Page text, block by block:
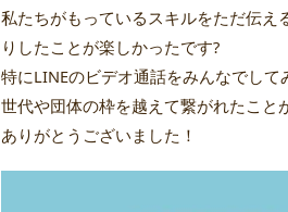
私たちがもっているスキルをただ伝え
りしたことが楽しかったです?
特にLINEのビデオ通話をみんなでし
世代や団体の枠を越えて繋がれたこと
ありがとうございました！